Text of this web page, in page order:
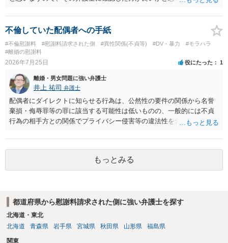
不倫していた配偶者への手紙
#不倫慰謝料 #慰謝料請求された側 #異性関係(不貞等) #DV・暴力
#モラハラ
#離婚の慰謝料
2026年7月25日 役にたった 1
離婚・男女問題に強い弁護士
井上 祐司 弁護士
配偶者にダイレクトに知らせる行為は、公然性の要件の関係から名誉
棄損・侮辱罪等の罪に該当する可能性は低いものの、一般的には不貞
行為の相手方との関係でプライバシー侵害等の違法性を含む行為で
ため、弁護士としては推奨しないことが一般的かと思います。
もっとみる
都道府県から慰謝料請求された側に強い弁護士を探す
北海道・東北
北海道
青森県 岩手県 宮城県 秋田県 山形県 福島県
関東